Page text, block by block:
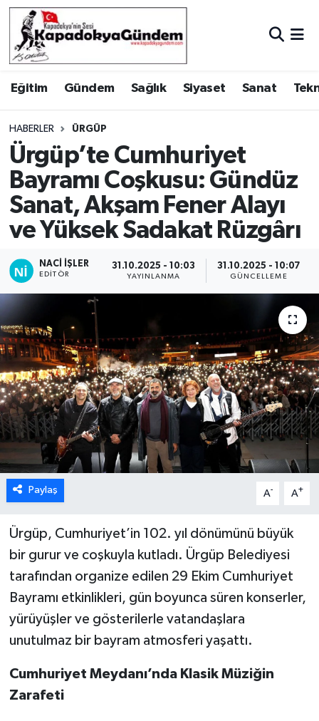
Eğitim Gündem Sağlık Siyaset Sanat
HABERLER ÜRGÜP
Ürgüp’te Cumhuriyet
Bayramı Coşkusu: Gündüz
Sanat, Akşam Fener Alayı
ve Yüksek Sadakat Rüzgârı
NACI İŞLER
EDITÖR
31.10.2025 - 10:03
YAYINLANMA
31.10.2025 - 10:07
GÜNCELLEME
Paylaş A- A+
Ürgüp, Cumhuriyet’in 102. yıl dönümünü büyük
bir gurur ve coşkuyla kutladı. Ürgüp Belediyesi
tarafından organize edilen 29 Ekim Cumhuriyet
Bayramı etkinlikleri, gün boyunca süren konserler,
yürüyüşler ve gösterilerle vatandaşlara
unutulmaz bir bayram atmosferi yaşattı.
Cumhuriyet Meydanı’nda Klasik Müziğin
Zarafeti
Hava Durumu
Trafik Durumu
Süper Lig Puan Durumu ve Fikstür
Tüm Manşetler
Son Dakika Haberleri
Haber Arşivi